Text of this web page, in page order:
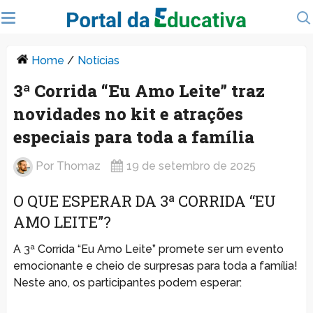
Home / Notícias
3ª Corrida “Eu Amo Leite” traz
novidades no kit e atrações
especiais para toda a família
Por Thomaz 19 de setembro de 2025
O QUE ESPERAR DA 3ª CORRIDA “EU
AMO LEITE”?
A 3ª Corrida “Eu Amo Leite” promete ser um evento
emocionante e cheio de surpresas para toda a família!
Neste ano, os participantes podem esperar: